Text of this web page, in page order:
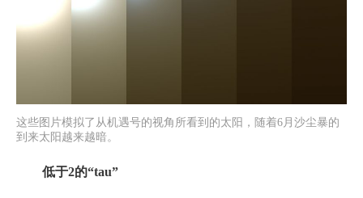
这些图片模拟了从机遇号的视角所看到的太阳，随着6月沙尘暴的
到来太阳越来越暗。
低于2的“tau”